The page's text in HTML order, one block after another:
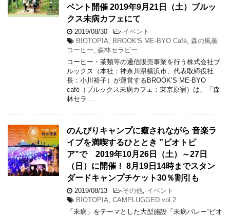
ベント開催 2019年9月21日（土）ブルッ
クス未病カフェにて
2019/08/30 -イベント
BIOTOPIA
BROOK'S ME-BYO Café 森の風薫
コーヒー 森林セラピー
コーヒー・茶類等の通信販売事業を行う株式会社ブ
ルックス（本社：神奈川県横浜市、代表取締役社
長：小川裕子）が運営するBROOK’S ME-BYO
café（ブルックス未病カフェ：東京原宿）は、「森
林セラ …
のんびりキャンプに癒されながら 音楽ラ
イブを満喫するひととき ”ビオトピ
ア”で 2019年10月26日（土）～27日
（日）に開催！ 8月19日14時までスタン
ダードキャンプチケット30％割引も
2019/08/13 -その他 イベント
BIOTOPIA CAMPLUGGED vol.2
「未病」をテーマとした大型施設「未病バレー“ビオ